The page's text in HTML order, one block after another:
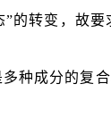
的转变，故
种成分的复合